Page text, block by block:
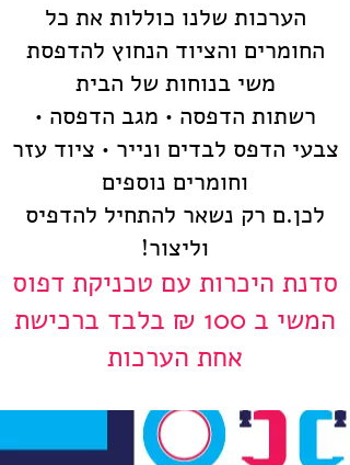
הערכות שלנו כוללות את כל
החומרים והציוד הנחוץ להדפסת
משי בנוחות של הבית
רשתות הדפסה • מגב הדפסה •
צבעי הדפס לבדים ונייר • ציוד עזר
וחומרים נוספים
לכן.ם רק נשאר להתחיל להדפיס
וליצור!
סדנת היכרות עם טכניקת דפוס
המשי ב 100 ₪ בלבד ברכישת
אחת הערכות